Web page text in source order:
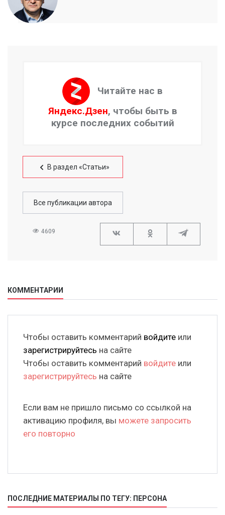
Читайте нас в
Яндекс.Дзен, чтобы быть в
курсе последних событий
В раздел «Статьи»
Все публикации автора
4609
КОММЕНТАРИИ
Чтобы оставить комментарий войдите или
зарегистрируйтесь на сайте
Чтобы оставить комментарий войдите или
зарегистрируйтесь на сайте
Если вам не пришло письмо со ссылкой на
активацию профиля, вы можете запросить
его повторно
ПОСЛЕДНИЕ МАТЕРИАЛЫ ПО ТЕГУ: ПЕРСОНА